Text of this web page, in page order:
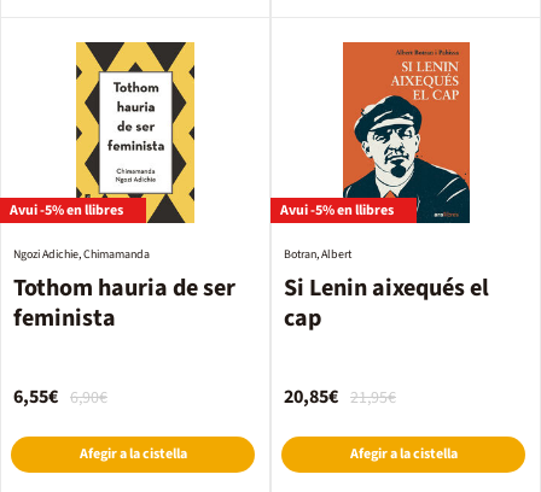
Avui -5% en llibres
Tothom hauria de ser
feminista
Ngozi Adichie, Chimamanda
6,90€
6,55€
Afegir a la cistella
Avui -5% en llibres
Si Lenin aixequés el
cap
Botran, Albert
21,95€
20,85€
Afegir a la cistella